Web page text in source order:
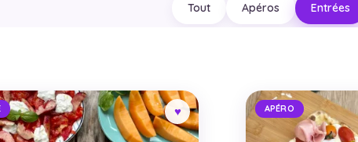
Tout Apéros Entrées
APÉRO